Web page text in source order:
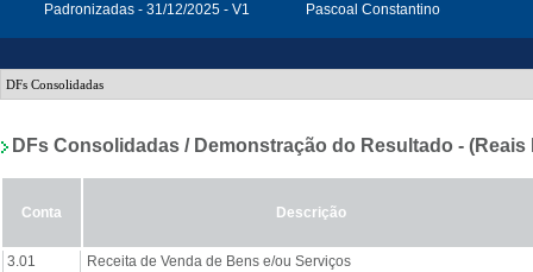
Padronizadas - 31/12/2025 - V1
Pascoal Constantino